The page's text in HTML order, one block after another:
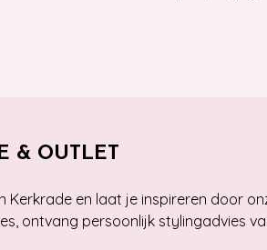
& OUTLET
Kerkrade en laat je inspireren door
ontvang persoonlijk stylingadvies